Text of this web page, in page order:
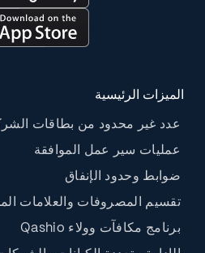
الميزات الرئيسية
عدد غير محدود من بطاقات
عمليات سير عمل الموافقة
ضوابط وحدود الإنفاق
تقسيم المصروفات والعلامات
برنامج مكافآت وولاء Qashio